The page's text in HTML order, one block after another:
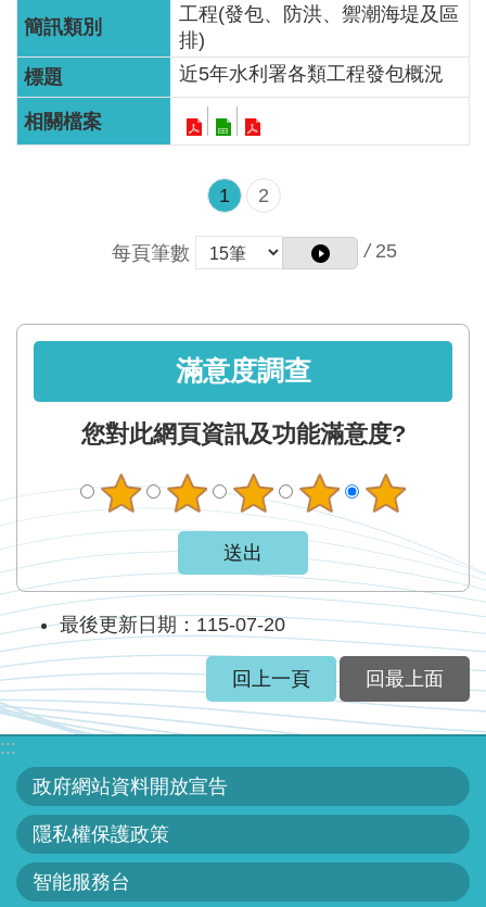
工程(發包、防洪、禦潮海堤及區
排)
近5年水利署各類工程發包概況
1 2
每頁筆數 / 25
滿意度調查
您對此網頁資訊及功能滿意度?
最後更新日期：115-07-20
回上一頁 回最上面
:::
政府網站資料開放宣告
隱私權保護政策
智能服務台